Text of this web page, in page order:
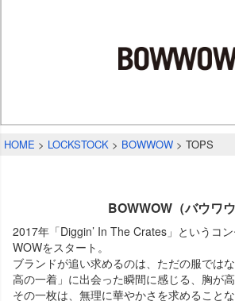
HOME LOCKSTOCK BOWWOW TOPS
BOWWOW（バウワウ
2017年「Diggin’ In The Crates」というコ
WOWをスタート。
ブランドが追い求めるのは、ただの服では
高の一着」に出会った瞬間に感じる、胸が高
その一枚は、無理に華やかさを求めること